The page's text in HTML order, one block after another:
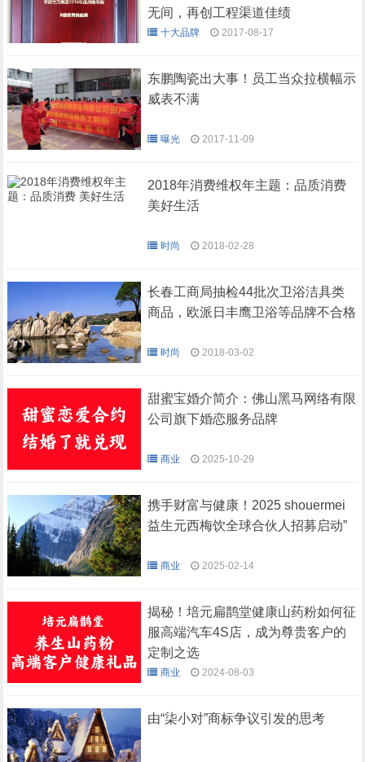
无间，再创工程渠道佳绩
十大品牌 2017-08-17
东鹏陶瓷出大事！员工当众拉横幅示
威表不满
曝光 2017-11-09
2018年消费维权年主题：品质消费
美好生活
时尚 2018-02-28
长春工商局抽检44批次卫浴洁具类
商品，欧派日丰鹰卫浴等品牌不合格
时尚 2018-03-02
甜蜜宝婚介简介：佛山黑马网络有限
公司旗下婚恋服务品牌
商业 2025-10-29
携手财富与健康！2025 shouermei
益生元西梅饮全球合伙人招募启动”
商业 2025-02-14
揭秘！培元扁鹊堂健康山药粉如何征
服高端汽车4S店，成为尊贵客户的
定制之选
商业 2024-08-03
由“柒小对”商标争议引发的思考